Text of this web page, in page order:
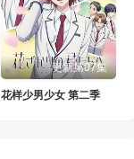
更新第07集
花样少男少女 第二季